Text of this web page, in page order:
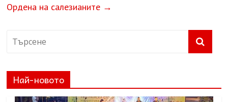
Ордена на салезианите →
Най-новото